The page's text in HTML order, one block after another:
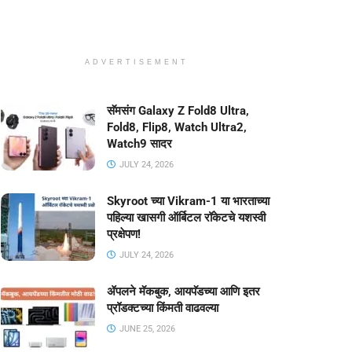
ADVERTISEMENT
सॅमसंग Galaxy Z Fold8 Ultra,
Fold8, Flip8, Watch Ultra2,
Watch9 सादर
JULY 24, 2026
Skyroot च्या Vikram-1 या भारताच्या
पहिल्या खासगी ऑर्बिटल रॉकेटचे यशस्वी
प्रक्षेपण!
JULY 24, 2026
ॲपलने मॅकबुक, आयपॅडच्या आणि इतर
प्रॉडक्टच्या किंमती वाढवल्या
JUNE 25, 2026